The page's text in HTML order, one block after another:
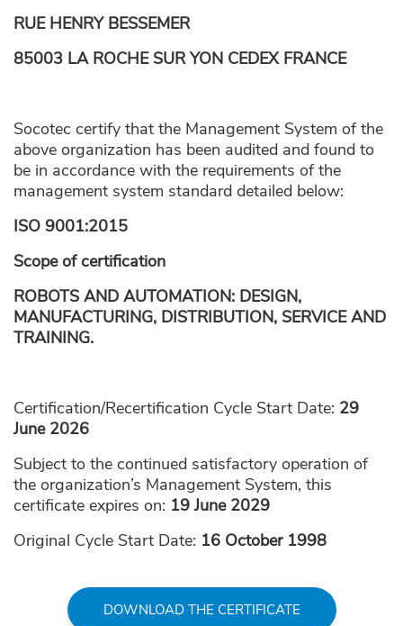
RUE HENRY BESSEMER
85003 LA ROCHE SUR YON CEDEX FRANCE
Socotec certify that the Management System of the
above organization has been audited and found to
be in accordance with the requirements of the
management system standard detailed below:
ISO 9001:2015
Scope of certification
ROBOTS AND AUTOMATION: DESIGN,
MANUFACTURING, DISTRIBUTION, SERVICE AND
TRAINING.
Certification/Recertification Cycle Start Date: 29
June 2026
Subject to the continued satisfactory operation of
the organization’s Management System, this
certificate expires on: 19 June 2029
Original Cycle Start Date: 16 October 1998
DOWNLOAD THE CERTIFICATE